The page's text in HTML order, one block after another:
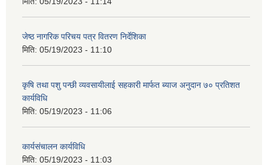
जेष्ठ नागरिक परिचय पत्र वितरण निर्देशिका
मिति: 05/19/2023 - 11:10
कृषि तथा पशु पन्छी व्यवसायीलाई सहकारी मार्फत ब्याज अनुदान ७० प्रतिशत
कार्यविधि
मिति: 05/19/2023 - 11:06
कार्यसंचालन कार्यविधि
मिति: 05/19/2023 - 11:03